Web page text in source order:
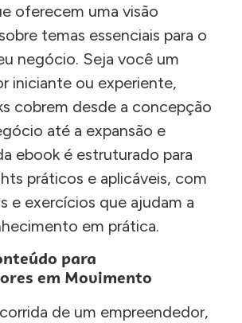
oferecem uma visão
temas essenciais para o
negócio. Seja você um
iniciante ou experiente,
cobrem desde a concepção
até a expansão e
ebook é estruturado para
práticos e aplicáveis, com
e exercícios que ajudam a
em prática.
para
em Movimento
de um empreendedor,